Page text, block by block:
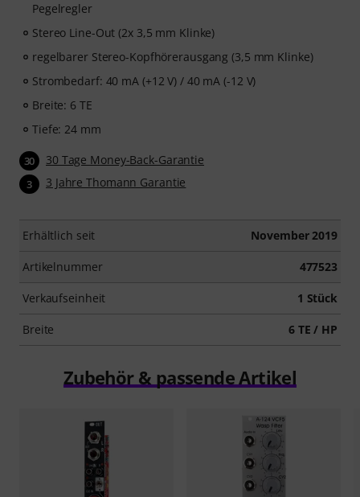
Pegelregler
Stereo Line-Out (2x 3,5 mm Klinke)
regelbarer Stereo-Kopfhörerausgang (3,5 mm Klinke)
Strombedarf: 40 mA (+12 V) / 40 mA (-12 V)
Breite: 6 TE
Tiefe: 24 mm
30 30 Tage Money-Back-Garantie
3 3 Jahre Thomann Garantie
Erhältlich seit November 2019
Artikelnummer 477523
Verkaufseinheit 1 Stück
Breite 6 TE / HP
Zubehör & passende Artikel